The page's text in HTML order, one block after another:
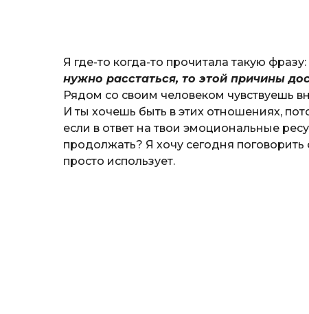
т
ю
к
Я где-то когда-то прочитала такую фразу:
нужно расстаться, то этой причины
Рядом со своим человеком чувствуешь
И ты хочешь быть в этих отношениях,
если в ответ на твои эмоциональные
продолжать? Я хочу сегодня поговорить
просто использует.